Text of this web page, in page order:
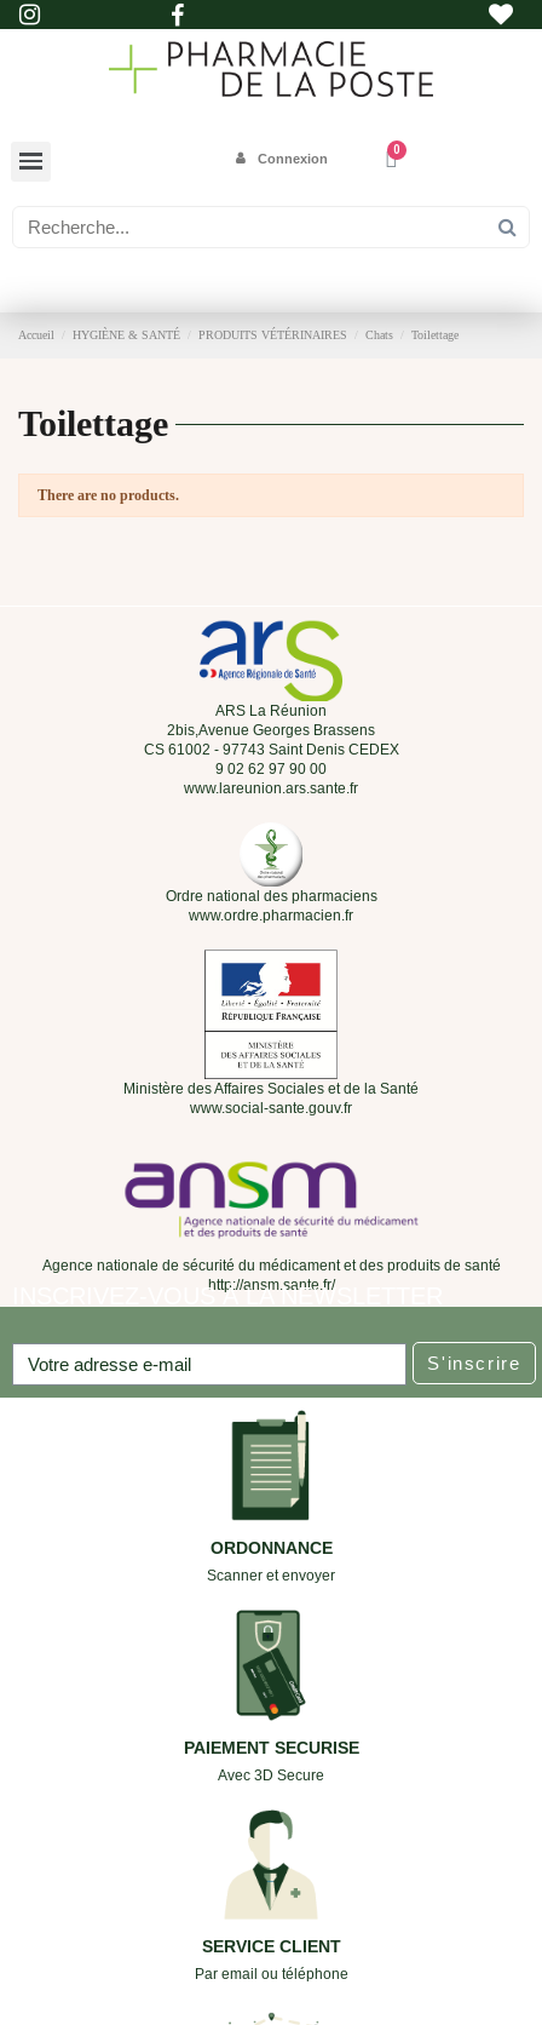
Connexion
Accueil HYGIÈNE & SANTÉ PRODUITS VÉTÉRINAIRES Chats Toilettage
Toilettage
There are no products.
ARS La Réunion
2bis,Avenue Georges Brassens
CS 61002 - 97743 Saint Denis CEDEX
9 02 62 97 90 00
www.lareunion.ars.sante.fr
Ordre national des pharmaciens
www.ordre.pharmacien.fr
Ministère des Affaires Sociales et de la Santé
www.social-sante.gouv.fr
Agence nationale de sécurité du médicament et des produits de santé
http://ansm.sante.fr/
INSCRIVEZ-VOUS À LA NEWSLETTER
S'inscrire
ORDONNANCE
Scanner et envoyer
PAIEMENT SECURISE
Avec 3D Secure
SERVICE CLIENT
Par email ou téléphone